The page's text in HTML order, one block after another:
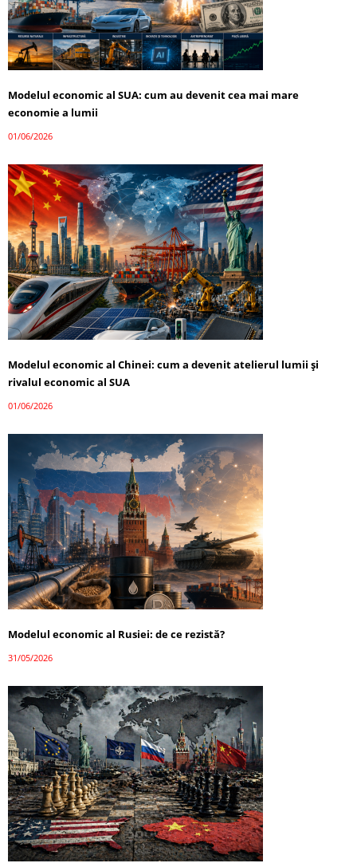
Modelul economic al SUA: cum au devenit cea mai mare
economie a lumii
01/06/2026
Modelul economic al Chinei: cum a devenit atelierul lumii și
rivalul economic al SUA
01/06/2026
Modelul economic al Rusiei: de ce rezistă?
31/05/2026